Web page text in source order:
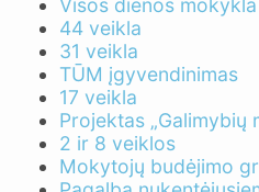
Visos dienos mokykla
44 veikla
31 veikla
TŪM įgyvendinimas
17 veikla
Projektas „Galimybių
2 ir 8 veiklos
Mokytojų budėjimo